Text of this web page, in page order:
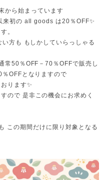
から始まっています
来初の all goods は20％OFF✨
。
方も もしかしていらっしゃる
常50％OFF－70％OFFで販売し
OFFとなりますので
ります✨
ので 是非この機会にお求めく
この期間だけに限り対象となる